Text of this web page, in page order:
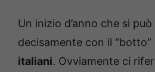
Un inizio d’anno che si
decisamente con il “botto”
italiani. Ovviamente ci